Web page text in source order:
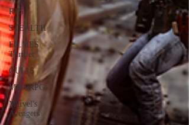
RTS
STEALTH
FILMES
Thriller
GUIAS
MMORPG
Marvel's
Avengers